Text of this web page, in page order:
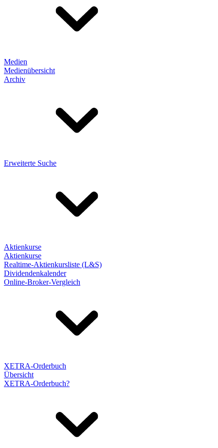
Medien
Medienübersicht
Archiv
Erweiterte Suche
Aktienkurse
Aktienkurse
Realtime-Aktienkursliste (L&S)
Dividendenkalender
Online-Broker-Vergleich
XETRA-Orderbuch
Übersicht
XETRA-Orderbuch?